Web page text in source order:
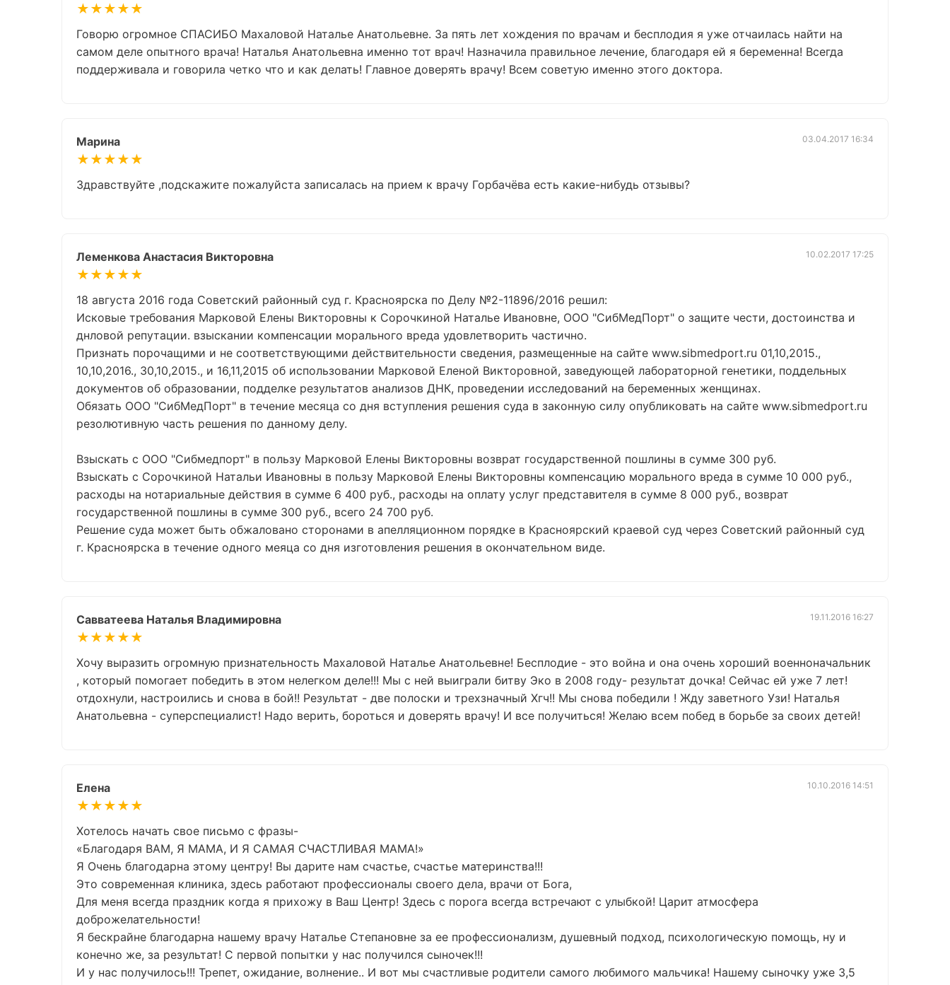
★★★★★
Говорю огромное СПАСИБО Махаловой Наталье Анатольевне. За пять лет хождения по врачам и бесплодия я уже отчаилась найти на
самом деле опытного врача! Наталья Анатольевна именно тот врач! Назначила правильное лечение, благодаря ей я беременна! Всегда
поддерживала и говорила четко что и как делать! Главное доверять врачу! Всем советую именно этого доктора.
Марина
★★★★★
03.04.2017 16:34
Здравствуйте ,подскажите пожалуйста записалась на прием к врачу Горбачёва есть какие-нибудь отзывы?
Леменкова Анастасия Викторовна
★★★★★
10.02.2017 17:25
18 августа 2016 года Советский районный суд г. Красноярска по Делу №2-11896/2016 решил:
Исковые требования Марковой Елены Викторовны к Сорочкиной Наталье Ивановне, ООО "СибМедПорт" о защите чести, достоинства и
днловой репутации. взыскании компенсации морального вреда удовлетворить частично.
Признать порочащими и не соответствующими действительности сведения, размещенные на сайте www.sibmedport.ru 01,10,2015.,
10,10,2016., 30,10,2015., и 16,11,2015 об использовании Марковой Еленой Викторовной, заведующей лабораторной генетики, поддельных
документов об образовании, подделке результатов анализов ДНК, проведении исследований на беременных женщинах.
Обязать ООО "СибМедПорт" в течение месяца со дня вступления решения суда в законную силу опубликовать на сайте www.sibmedport.ru
резолютивную часть решения по данному делу.
Взыскать с ООО "Сибмедпорт" в пользу Марковой Елены Викторовны возврат государственной пошлины в сумме 300 руб.
Взыскать с Сорочкиной Натальи Ивановны в пользу Марковой Елены Викторовны компенсацию морального вреда в сумме 10 000 руб.,
расходы на нотариальные действия в сумме 6 400 руб., расходы на оплату услуг представителя в сумме 8 000 руб., возврат
государственной пошлины в сумме 300 руб., всего 24 700 руб.
Решение суда может быть обжаловано сторонами в апелляционном порядке в Красноярский краевой суд через Советский районный суд
г. Красноярска в течение одного меяца со дня изготовления решения в окончательном виде.
Савватеева Наталья Владимировна
★★★★★
19.11.2016 16:27
Хочу выразить огромную признательность Махаловой Наталье Анатольевне! Бесплодие - это война и она очень хороший военноначальник
, который помогает победить в этом нелегком деле!!! Мы с ней выиграли битву Эко в 2008 году- результат дочка! Сейчас ей уже 7 лет!
отдохнули, настроились и снова в бой!! Результат - две полоски и трехзначный Хгч!! Мы снова победили ! Жду заветного Узи! Наталья
Анатольевна - суперспециалист! Надо верить, бороться и доверять врачу! И все получиться! Желаю всем побед в борьбе за своих детей!
Елена
★★★★★
10.10.2016 14:51
Хотелось начать свое письмо с фразы-
«Благодаря ВАМ, Я МАМА, И Я САМАЯ СЧАСТЛИВАЯ МАМА!»
Я Очень благодарна этому центру! Вы дарите нам счастье, счастье материнства!!!
Это современная клиника, здесь работают профессионалы своего дела, врачи от Бога,
Для меня всегда праздник когда я прихожу в Ваш Центр! Здесь с порога всегда встречают с улыбкой! Царит атмосфера
доброжелательности!
Я бескрайне благодарна нашему врачу Наталье Степановне за ее профессионализм, душевный подход, психологическую помощь, ну и
конечно же, за результат! С первой попытки у нас получился сыночек!!!
И у нас получилось!!! Трепет, ожидание, волнение.. И вот мы счастливые родители самого любимого мальчика! Нашему сыночку уже 3,5